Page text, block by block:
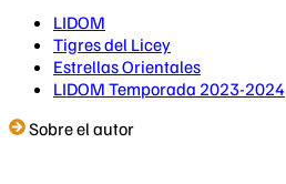
LIDOM
Tigres del Licey
Estrellas Orientales
LIDOM Temporada 2023-2024
Sobre el autor